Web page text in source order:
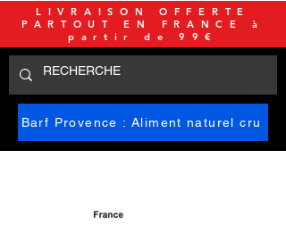
Barf Provence : Aliment naturel cru
LIVRAISON OFFERTE
PARTOUT EN FRANCE à
partir de 99€